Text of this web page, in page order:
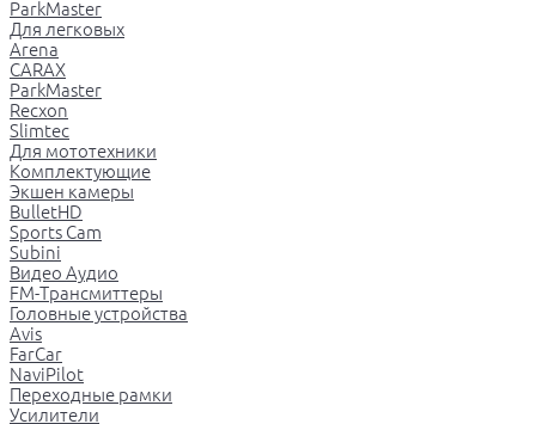
ParkMaster
Для легковых
Arena
CARAX
ParkMaster
Recxon
Slimtec
Для мототехники
Комплектующие
Экшен камеры
BulletHD
Sports Cam
Subini
Видео Аудио
FM-Трансмиттеры
Головные устройства
Avis
FarCar
NaviPilot
Переходные рамки
Усилители